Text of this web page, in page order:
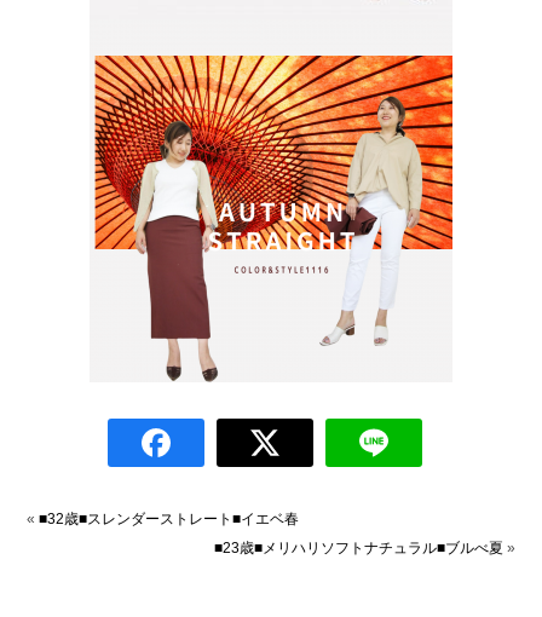
«■32歳■スレンダーストレート■イエベ春
■23歳■メリハリソフトナチュラル■ブルべ夏 »